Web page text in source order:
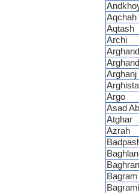
Aqchah
Aqtash
Archi
Arghanj
Argo
Asad
Atghar
Azrah
Baghran
Bagram
Bagrami